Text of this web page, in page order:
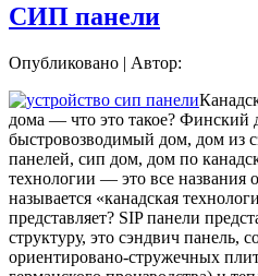
СИП панели
Опубликовано | Автор:
дома — что это такое? Финский
быстровозводимый дом, дом из
панелей, сип дом, дом по
технологии — это все названия
называется «канадская
представляет? SIP панели
структуру, это сэндвич панель,
ориентировано-стружечных